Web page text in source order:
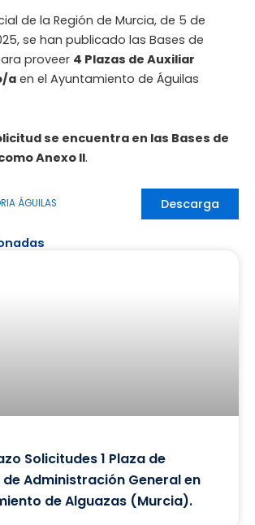
de la Región de Murcia, de 5 de
se han publicado las Bases de
proveer 4 Plazas de Auxiliar
a en el Ayuntamiento de Águilas
se encuentra en las Bases de
Anexo II.
ÁGUILAS Descarga
Solicitudes 1 Plaza de
Administración General en
de Alguazas (Murcia).